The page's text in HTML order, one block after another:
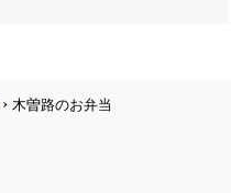
› 木曽路のお弁当